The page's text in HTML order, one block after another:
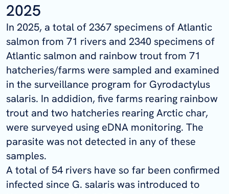
2025
In 2025, a total of 2367 specimens of Atlantic
salmon from 71 rivers and 2340 specimens of
Atlantic salmon and rainbow trout from 71
hatcheries/farms were sampled and examined
in the surveillance program for Gyrodactylus
salaris. In addidion, five farms rearing rainbow
trout and two hatcheries rearing Arctic char,
were surveyed using eDNA monitoring. The
parasite was not detected in any of these
samples.
A total of 54 rivers have so far been confirmed
infected since G. salariswas introduced to